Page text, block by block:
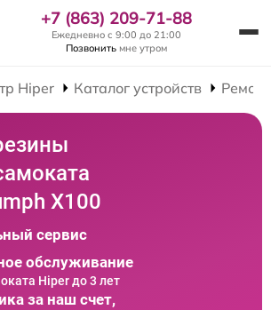
+7 (863) 209-71-88
Ежедневно с 9:00 до 21:00
Позвонить мне утром
Hiper Каталог устройств
X100
сервис
обслуживание
Hiper до 3 лет
за наш счет,